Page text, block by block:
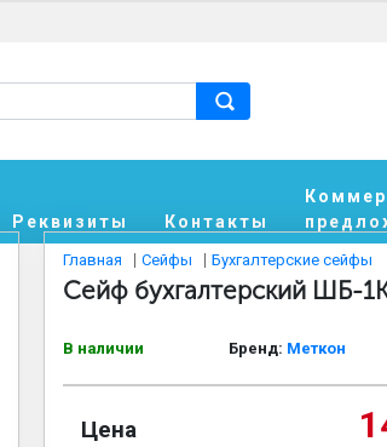
Реквизиты Контакты
Главная Сейфы Бухгалтерские сейфы
Сейф бухгалтерский ШБ-
В наличии Бренд: Меткон
Цена